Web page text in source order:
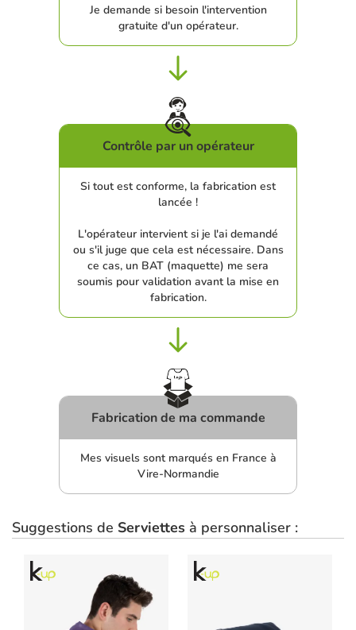
Je demande si besoin l'intervention
gratuite d'un opérateur.
Contrôle par un opérateur
Si tout est conforme, la fabrication est
lancée !
L'opérateur intervient si je l'ai demandé
ou s'il juge que cela est nécessaire. Dans
ce cas, un BAT (maquette) me sera
soumis pour validation avant la mise en
fabrication.
Fabrication de ma commande
Mes visuels sont marqués en France à
Vire-Normandie
Suggestions de Serviettes à personnaliser :